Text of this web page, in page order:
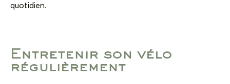
quotidien.
Entretenir son vélo
régulièrement